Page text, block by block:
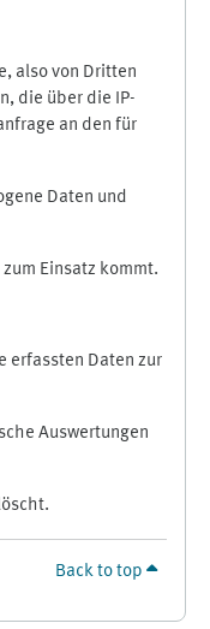
also von Dritten
die über die IP-
an den für
Daten und
Einsatz kommt.
erfassten Daten zur
Auswertungen
Back to top